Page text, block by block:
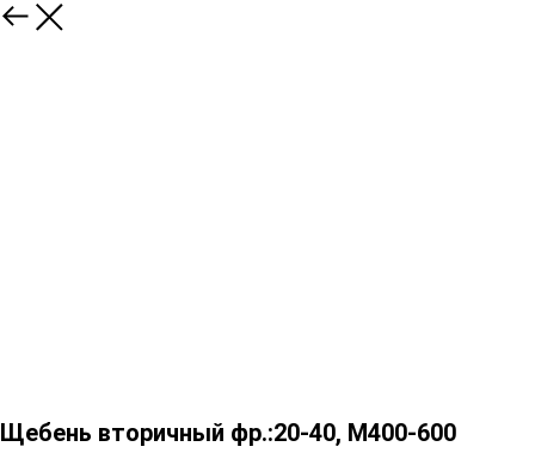
Щебень вторичный фр.:20-40, М400-600